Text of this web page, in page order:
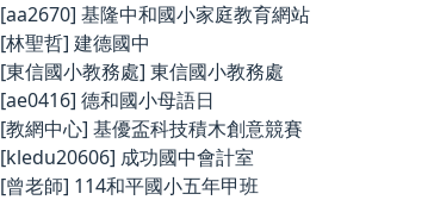
[aa2670] 基隆中和國小家庭教育網站
[林聖哲] 建德國中
[東信國小教務處] 東信國小教務處
[ae0416] 德和國小母語日
[教網中心] 基優盃科技積木創意競賽
[kledu20606] 成功國中會計室
[曾老師] 114和平國小五年甲班